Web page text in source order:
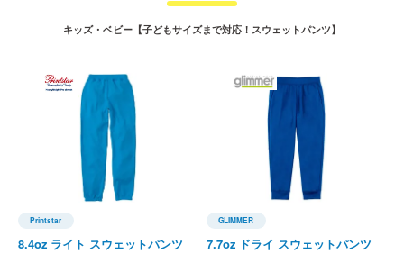
キッズ・ベビー【子どもサイズまで対応！スウェットパンツ】
Printstar
Printstar(プリントスター)
8.4oz ライト スウェットパンツ
GLIMMER
GLIMMER(グリマー)
7.7oz ドライ スウェットパンツ